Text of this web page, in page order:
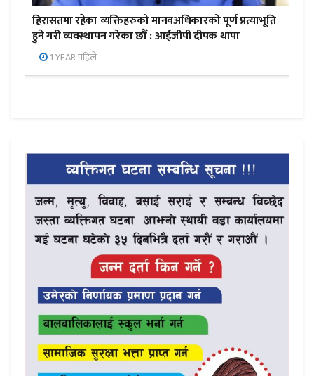
हिरासतमा रहेका व्यक्तिहरुको मानवअधिकारको पूर्ण प्रत्याभूति
हुने गरी व्यवस्थापन गरेका छौँ : आईजीपी दीपक थापा
1 YEAR पहिले